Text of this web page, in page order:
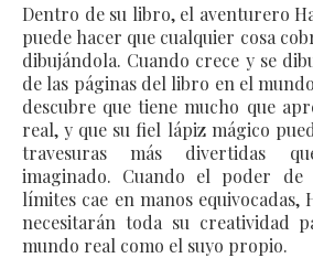
Dentro de su libro, el aventurero
puede hacer que cualquier cosa
dibujándola. Cuando crece y se
de las páginas del libro en el
descubre que tiene mucho que
real, y que su fiel lápiz mágico
travesuras más divertidas
imaginado. Cuando el poder de
límites cae en manos equivocadas,
necesitarán toda su creatividad
mundo real como el suyo propio.